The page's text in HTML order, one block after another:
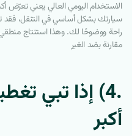
الاستخدام اليومي العالي يعني تعرّض
سيارتك بشكل أساسي في التنقل، فقد
راحة ووضوحًا لك. وهذا استنتاج
مقارنة بضد الغير
. 4) إذا تبي
أكبر